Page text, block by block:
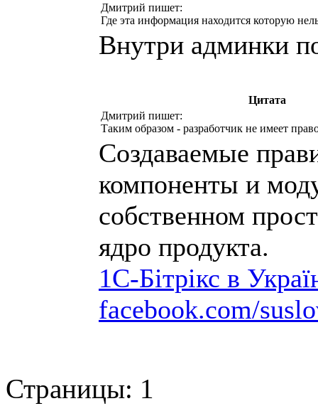
Дмитрий пишет:
Где эта информация находится которую
Внутри админки
Цитата
Дмитрий пишет:
Таким образом - разработчик не имеет
Создаваемые
компоненты и
собственном
ядро продукта.
1С-Бітрікс в
facebook.com/
Страницы: 1